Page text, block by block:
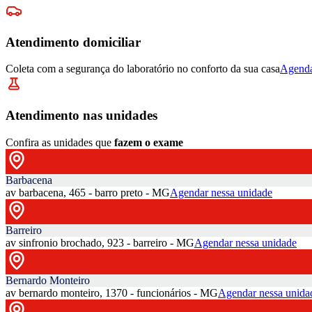
Atendimento domiciliar
Coleta com a segurança do laboratório no conforto da sua casa
Atendimento nas unidades
Confira as unidades que fazem o exame
Barbacena
av barbacena, 465 - barro preto - MGAgendar nessa unidade
Barreiro
av sinfronio brochado, 923 - barreiro - MGAgendar nessa unidade
Bernardo Monteiro
av bernardo monteiro, 1370 - funcionários - MGAgendar nessa